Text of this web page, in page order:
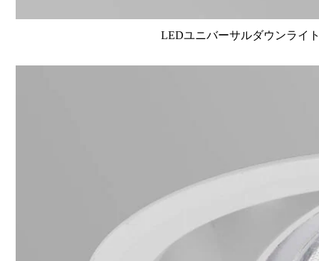
LEDユニバーサルダウンライ